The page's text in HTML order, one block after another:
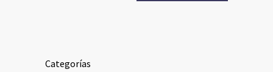
Categorías